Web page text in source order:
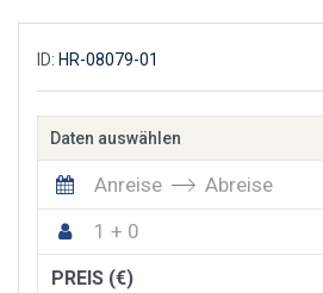
ID: HR-08079-01
Daten auswählen
Anreise
Abreise
1 + 0
PREIS (€)